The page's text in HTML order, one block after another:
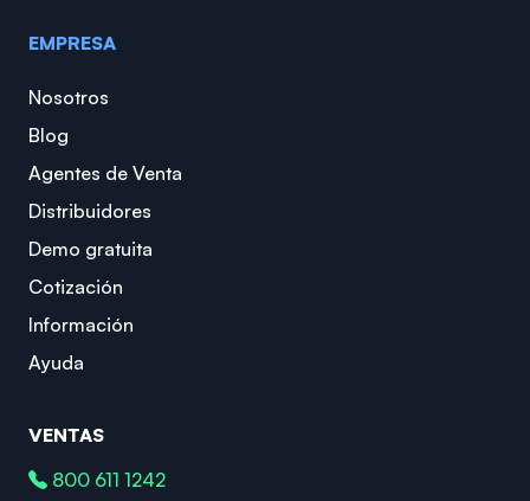
EMPRESA
Nosotros
Blog
Agentes de Venta
Distribuidores
Demo gratuita
Cotización
Información
Ayuda
VENTAS
800 611 1242